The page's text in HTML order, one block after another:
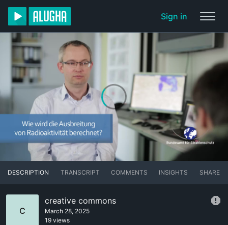
Sign in
DESCRIPTION TRANSCRIPT COMMENTS INSIGHTS SHARE
C
creative commons
March 28, 2025
19 views